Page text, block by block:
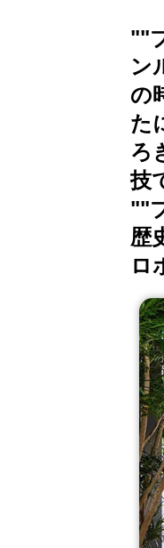
""
ン
の
た
ろ
技
""
歴
ロ